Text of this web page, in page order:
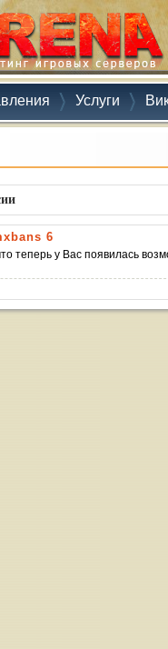
Услуги
6
теперь у Вас появилась